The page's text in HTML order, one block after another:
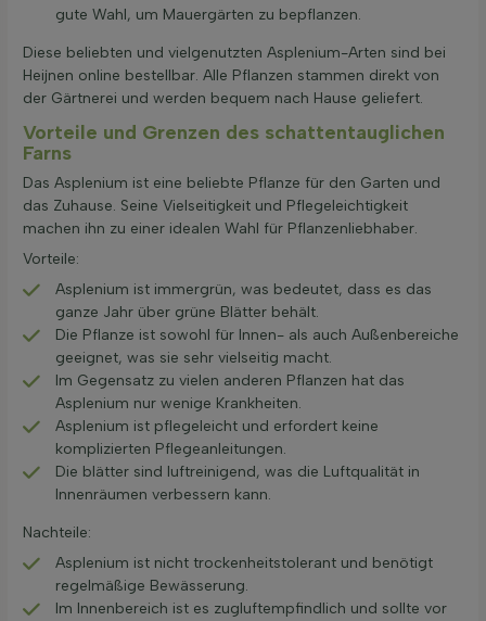
gute Wahl, um Mauergärten zu bepflanzen.
Diese beliebten und vielgenutzten Asplenium-Arten sind bei
Heijnen online bestellbar. Alle Pflanzen stammen direkt von
der Gärtnerei und werden bequem nach Hause geliefert.
Vorteile und Grenzen des schattentauglichen
Farns
Das Asplenium ist eine beliebte Pflanze für den Garten und
das Zuhause. Seine Vielseitigkeit und Pflegeleichtigkeit
machen ihn zu einer idealen Wahl für Pflanzenliebhaber.
Vorteile:
Asplenium ist immergrün, was bedeutet, dass es das
ganze Jahr über grüne Blätter behält.
Die Pflanze ist sowohl für Innen- als auch Außenbereiche
geeignet, was sie sehr vielseitig macht.
Im Gegensatz zu vielen anderen Pflanzen hat das
Asplenium nur wenige Krankheiten.
Asplenium ist pflegeleicht und erfordert keine
komplizierten Pflegeanleitungen.
Die blätter sind luftreinigend, was die Luftqualität in
Innenräumen verbessern kann.
Nachteile:
Asplenium ist nicht trockenheitstolerant und benötigt
regelmäßige Bewässerung.
Im Innenbereich ist es zugluftempfindlich und sollte vor